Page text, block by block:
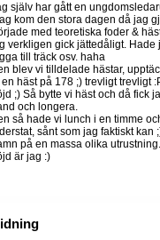
själv har gått en
kom den stora dagen då jag
med teoretiska foder &
verkligen gick jättedåligt. Hade
till träck osv. haha
blev vi tilldelade hästar,
en häst på 178 ;) trevligt trevligt
;) Så bytte vi häst och då fick
och longera.
så hade vi lunch i en timme
sånt som jag faktiskt
på en massa olika
är jag :)